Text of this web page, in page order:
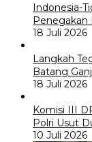
Indonesia-
Penegakan
18 Juli 2026
Langkah
Batang
18 Juli 2026
Komisi III
Polri Usut
10 Juli 2026